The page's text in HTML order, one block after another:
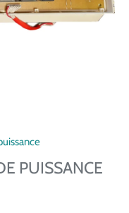
PUISSANCE